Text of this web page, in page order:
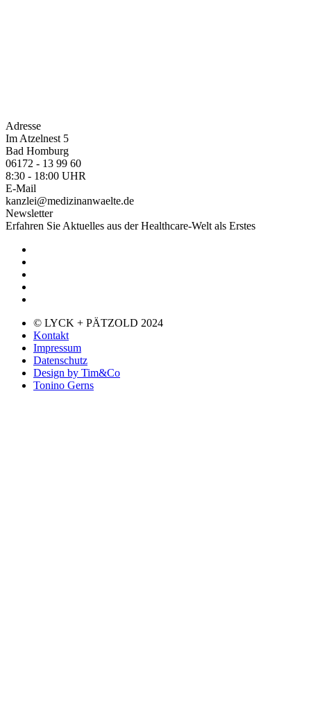
Adresse
Im Atzelnest 5
Bad Homburg
06172 - 13 99 60
8:30 - 18:00 UHR
E-Mail
kanzlei@medizinanwaelte.de
Newsletter
Erfahren Sie Aktuelles aus der Healthcare-Welt als Erstes
© LYCK + PÄTZOLD 2024
Kontakt
Impressum
Datenschutz
Design by Tim&Co
Tonino Gerns